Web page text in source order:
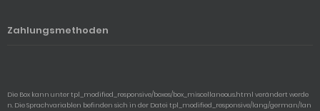
Zahlungsmethoden
Die Box kann unter tpl_modified_responsive/boxes/box_miscellaneous.html verändert werde
n. Die Sprachvariablen befinden sich in der Datei tpl_modified_responsive/lang/german/lan